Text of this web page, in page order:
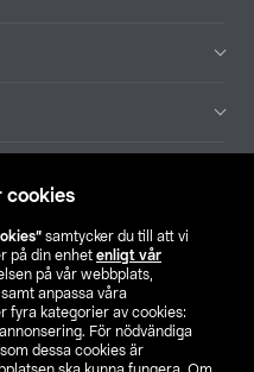
cookies
samtycker du till att vi
på din enhet enligt vår
på vår webbplats,
anpassa våra
fyra kategorier av cookies:
För nödvändiga
dessa cookies är
butik
FI